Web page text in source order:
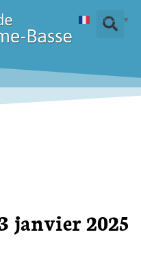
janvier 2025
Français ▼